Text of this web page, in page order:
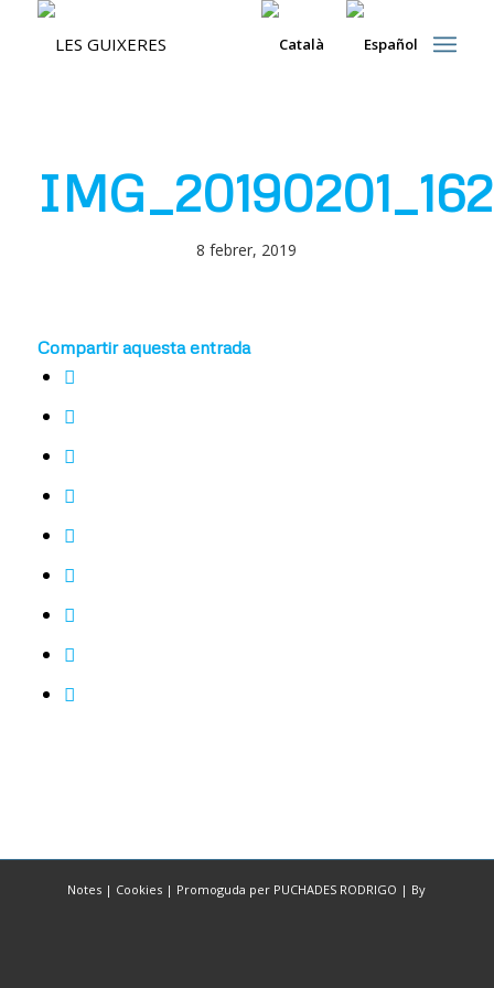
8 febrer, 2019
Compartir aquesta entrada
Notes | Cookies | Promoguda per PUCHADES RODRIGO | By